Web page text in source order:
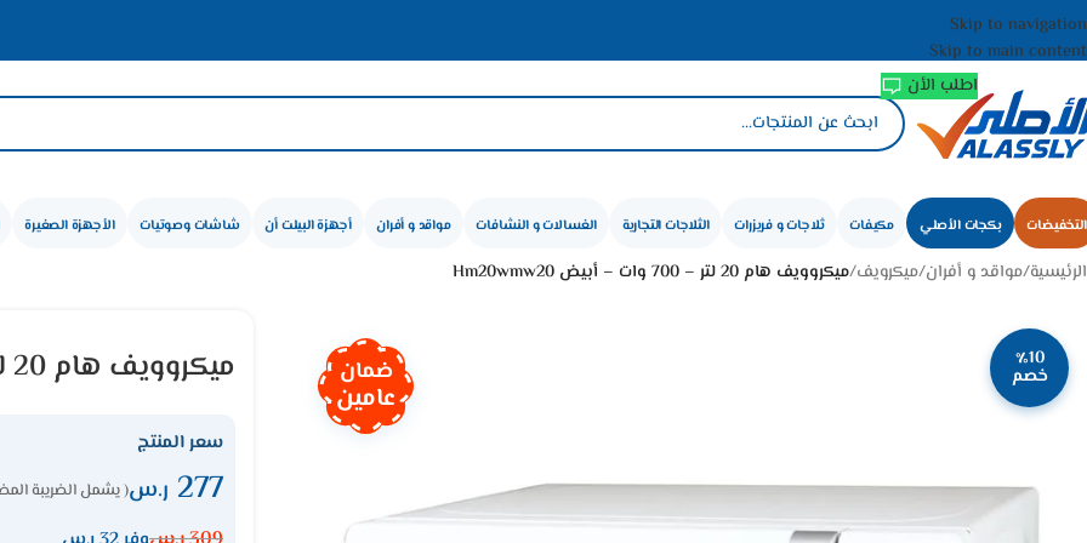
Skip to navigation
Skip to main content
اطلب الأن
التخفيضات بكجات الأصلي مكيفات ثلاجات و فريزرات الثلاجات التجارية الغسالات و النشافات مواقد و أفران أجهزة البيلت أن شاشات وصوتيات الأجهزة الصغيرة
الرئيسية/مواقد و أفران/ميكرويف/ميكروويف هام 20 لتر – 700 وات – أبيض Hm20wmw20
٪10
خصم ضمان
عامين
ميكروويف هام 20 لتر – 700 وات – أبيض Hm20wmw20
سعر المنتج
277 ر.س( يشمل الضريبة